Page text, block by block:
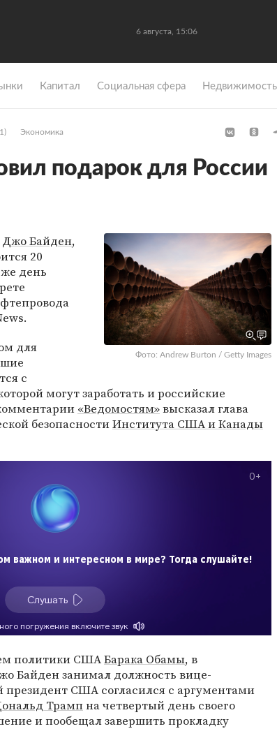
6 августа, 15:06
Капитал Социальная сфера Недвижимость
Экономика
подарок для России
Фото: Andrew Burton / Getty Images
Джо Байден,
20
день
для
с
могут заработать и российские
«Ведомостям»высказал глава
безопасностиИнститута США и Канады
политики СШАБарака Обамы, в
Байден занимал должность вице-
президент США согласился с аргументами
Трампна четвертый день своего
и пообещал завершить прокладку